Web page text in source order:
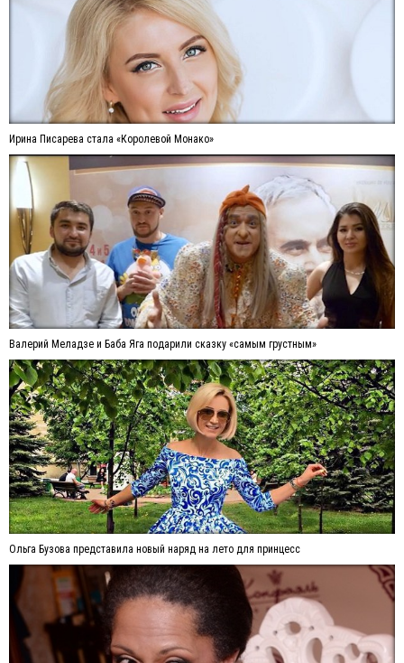
Ирина Писарева стала «Королевой Монако»
Валерий Меладзе и Баба Яга подарили сказку «самым грустным»
Ольга Бузова представила новый наряд на лето для принцесс